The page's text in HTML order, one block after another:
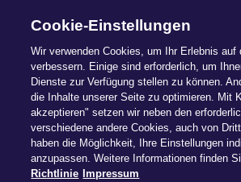
Die
DER Maklerversicherer der
Cookie-Einstellungen
Wir verwenden Cookies, um Ihr Erlebnis auf
verbessern. Einige sind erforderlich, um
Dienste zur Verfügung stellen zu können.
die Inhalte unserer Seite zu optimieren. Mit
akzeptieren" setzen wir neben den
verschiedene andere Cookies, auch von
haben die Möglichkeit, Ihre Einstellungen
anzupassen. Weitere Informationen finden
Richtlinie Impressum